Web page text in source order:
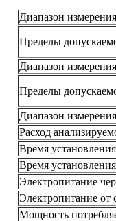
Диапазон
Пределы
Диапазон
Пределы
Диапазон
Расход
Время
Время
Электропитание
Электропитание от
Мощность